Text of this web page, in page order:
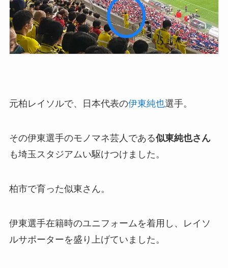
元柏レイソルで、日本代表の伊東純也選手。
その伊東選手のモノマネ芸人である似東純也さん
も埼玉スタジアムい駆けつけました。
柏市で育った似東さん。
伊東選手在籍時のユニフォームを着用し、レイソ
ルサポーターを盛り上げていました。